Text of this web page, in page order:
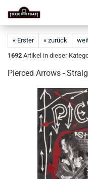
« Erster « zurück
1692 Artikel in dieser
Pierced Arrows -